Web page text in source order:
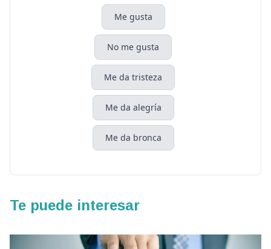
Me gusta
No me gusta
Me da tristeza
Me da alegría
Me da bronca
Te puede interesar